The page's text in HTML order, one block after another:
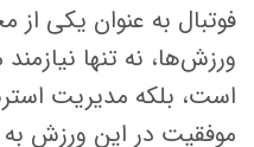
فوتبال به عنوان یکی
ورزش‌ها، نه تنها
است، بلکه مدیریت
موفقیت در این ورزش به